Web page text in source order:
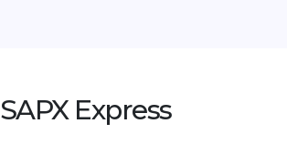
SAPX Express